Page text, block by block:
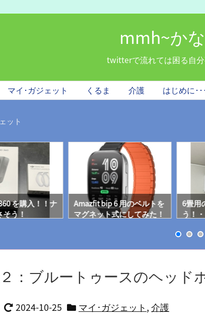
mmh~か
twitterで流れては困る自
マイ･ガジェット くるま 介護 はじめに･･･
ット
を購入！！ナ
う！
Amazfit bip 6 用のベルトを
マグネット式にしてみた！
6畳用
う！
：ブルートゥースのヘッド
2024-10-25 マイ･ガジェット,介護